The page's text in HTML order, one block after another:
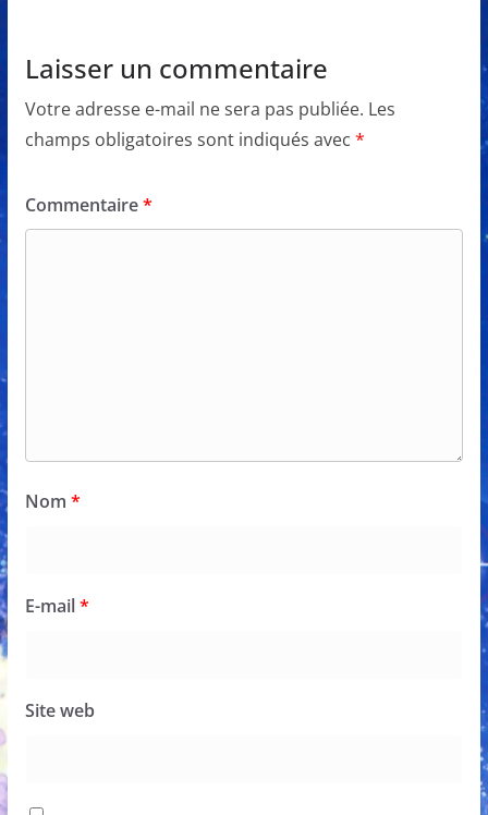
Laisser un commentaire
Votre adresse e-mail ne sera pas publiée. Les
champs obligatoires sont indiqués avec *
Commentaire*
Nom *
E-mail*
Site web